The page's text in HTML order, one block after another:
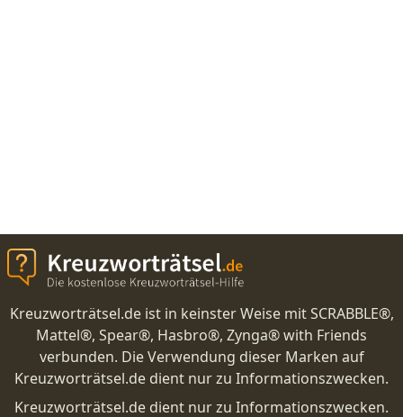
Kreuzworträtsel.de ist in keinster Weise mit SCRABBLE®,
Mattel®, Spear®, Hasbro®, Zynga® with Friends
verbunden. Die Verwendung dieser Marken auf
Kreuzworträtsel.de dient nur zu Informationszwecken.
Kreuzworträtsel.de dient nur zu Informationszwecken.